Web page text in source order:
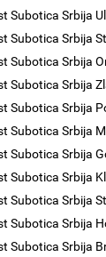
Subotica Srbija
Subotica Srbija
Subotica Srbija
Subotica Srbija
Subotica Srbija
Subotica Srbija
Subotica Srbija
Subotica Srbija
Subotica Srbija
Subotica Srbija
Subotica Srbija